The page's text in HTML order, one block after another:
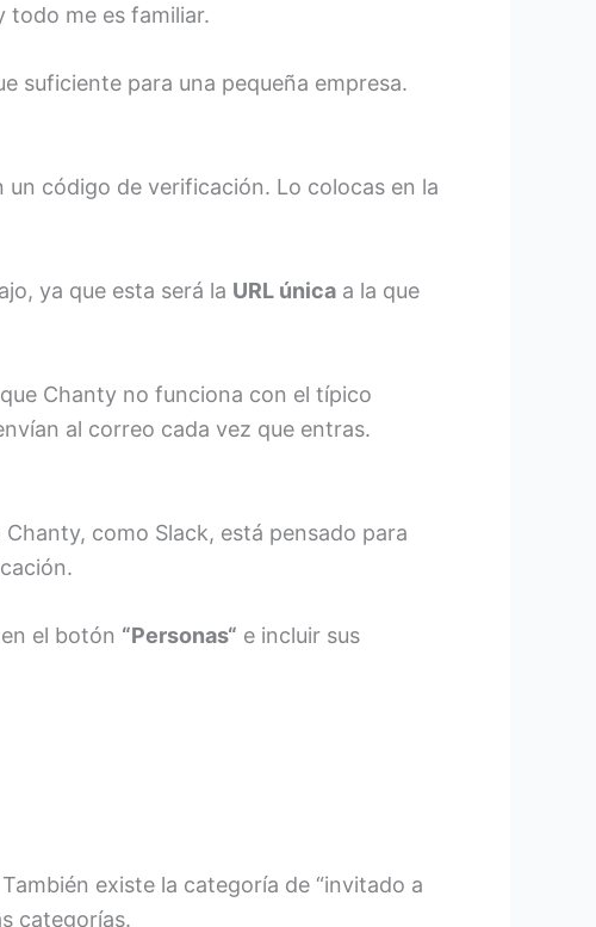
todo me es familiar.
suficiente para una pequeña empresa.
código de verificación. Lo colocas en la
ya que esta será la URL única a la que
Chanty no funciona con el típico
al correo cada vez que entras.
como Slack, está pensado para
el botón “Personas“ e incluir sus
existe la categoría de “invitado a
categorías.